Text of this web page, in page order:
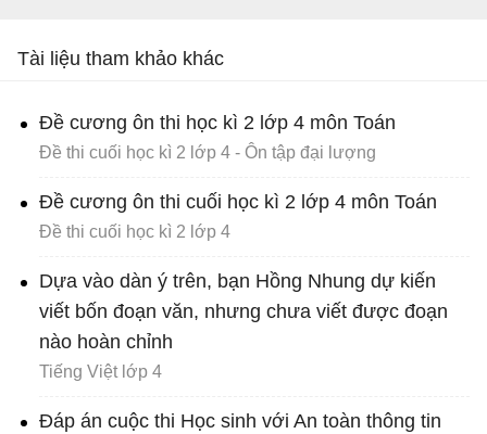
Tài liệu tham khảo khác
Đề cương ôn thi học kì 2 lớp 4 môn Toán
Đề thi cuối học kì 2 lớp 4 - Ôn tập đại lượng
Đề cương ôn thi cuối học kì 2 lớp 4 môn Toán
Đề thi cuối học kì 2 lớp 4
Dựa vào dàn ý trên, bạn Hồng Nhung dự kiến
viết bốn đoạn văn, nhưng chưa viết được đoạn
nào hoàn chỉnh
Tiếng Việt lớp 4
Đáp án cuộc thi Học sinh với An toàn thông tin